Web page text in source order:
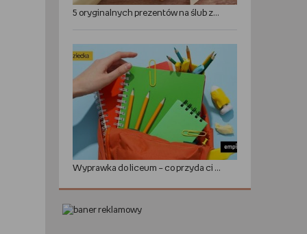
5 oryginalnych prezentów na ślub zamiast kwiatów
Wyprawka do liceum – co przyda ci się w roku szkolnym?